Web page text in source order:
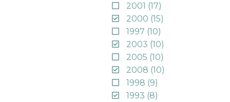
2001 (17)
2000 (15)
1997 (10)
2003 (10)
2005 (10)
2008 (10)
1998 (9)
1993 (8)